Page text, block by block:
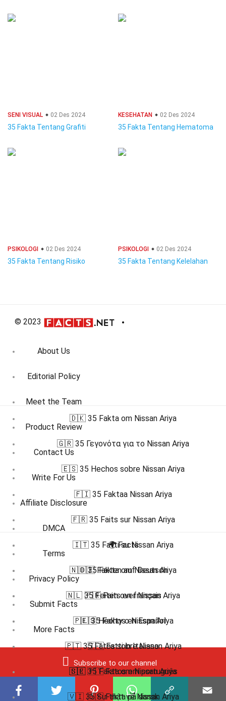
SENI VISUAL 02 Des 2024
35 Fakta Tentang Grafiti
KESEHATAN 02 Des 2024
35 Fakta Tentang Hematoma
PSIKOLOGI 02 Des 2024
35 Fakta Tentang Risiko
PSIKOLOGI 02 Des 2024
35 Fakta Tentang Kelelahan
© 2023
About Us
Editorial Policy
Meet the Team
Product Review
Contact Us
Write For Us
Affiliate Disclosure
DMCA
Terms
Privacy Policy
Submit Facts
More Facts
Subscribe to our channel
🇩🇰 35 Fakta om Nissan Ariya
🇬🇷 35 Γεγονότα για το Nissan Ariya
🇪🇸 35 Hechos sobre Nissan Ariya
🇫🇮 35 Faktaa Nissan Ariya
🇫🇷 35 Faits sur Nissan Ariya
🇮🇹 35 Fatti su Nissan Ariya
🇳🇴 35 Fakta om Nissan Ariya
🇳🇱 35 Feiten over Nissan Ariya
🇵🇱 35 Fakty o Nissan Ariya
🇵🇹 35 Fatos sobre Nissan Ariya
🇸🇪 35 Fakta om Nissan Ariya
🇻🇮 35 Sự thật về Nissan Ariya
🌍 Facts
🇩🇪 Fakten auf Deutsch
🇫🇷 Faits en français
🇪🇸 Hechos en Español
🇮🇹 Fatti in Italiano
🇧🇷 🇵🇹 Fatos em português
🇩🇰 Fakta på dansk